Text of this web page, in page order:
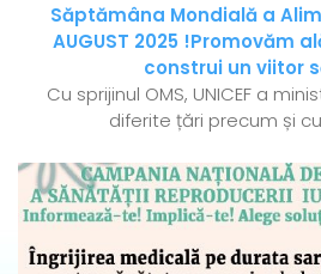
Săptămâna Mondială a
AUGUST 2025 !Promovăm
construi un viitor
Cu sprijinul OMS, UNICEF a
diferite țări precum și